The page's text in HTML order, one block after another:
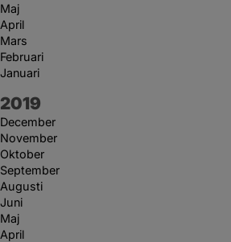
Maj
April
Mars
Februari
Januari
År:
2019
December
November
Oktober
September
Augusti
Juni
Maj
April